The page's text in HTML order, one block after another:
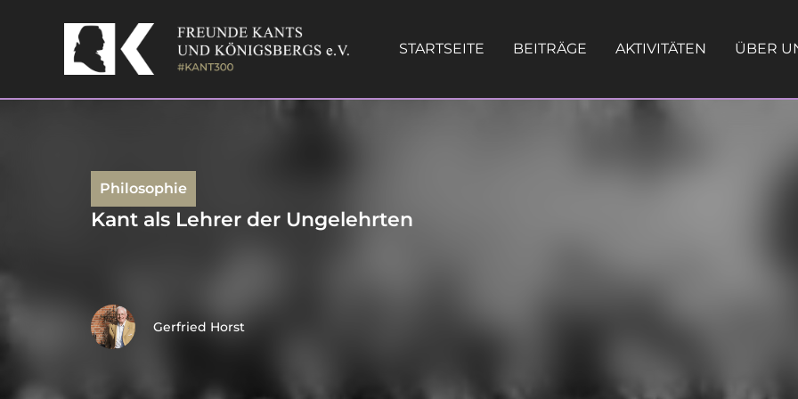
STARTSEITE BEITRÄGE AKTIVITÄTEN ÜBER
Philosophie
Kant als Lehrer der Ungelehrten
Gerfried Horst